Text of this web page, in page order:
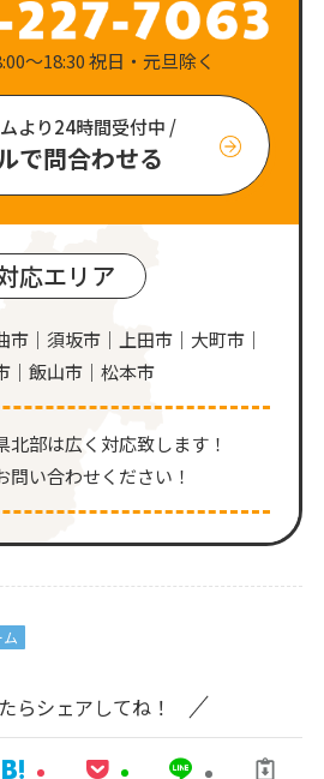
〜18:30 祝日・元旦除く
より24時間受付中 /
で問合わせる
応エリア
市｜須坂市｜上田市｜大町市｜
｜飯山市｜松本市
北部は広く対応致します！
問い合わせください！
らシェアしてね！